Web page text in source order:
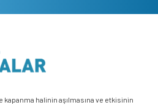
halinin aşılmasına ve etkisinin